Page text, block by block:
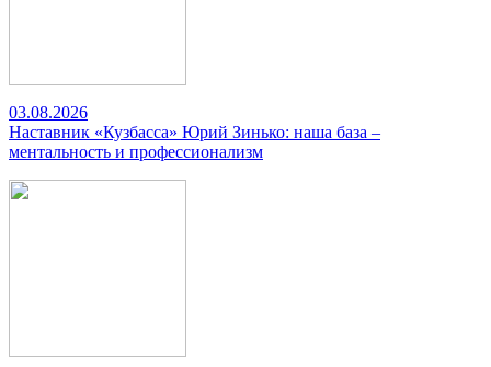
03.08.2026
Наставник «Кузбасса» Юрий Зинько: наша база –
ментальность и профессионализм